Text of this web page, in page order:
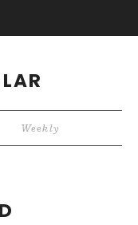
Weekly